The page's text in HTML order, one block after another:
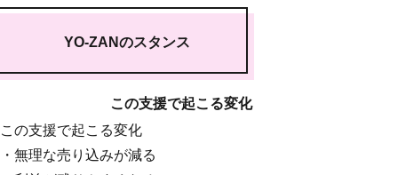
YO-ZANのスタンス
この支援で起こる変化
この支援で起こる変化
・無理な売り込みが減る